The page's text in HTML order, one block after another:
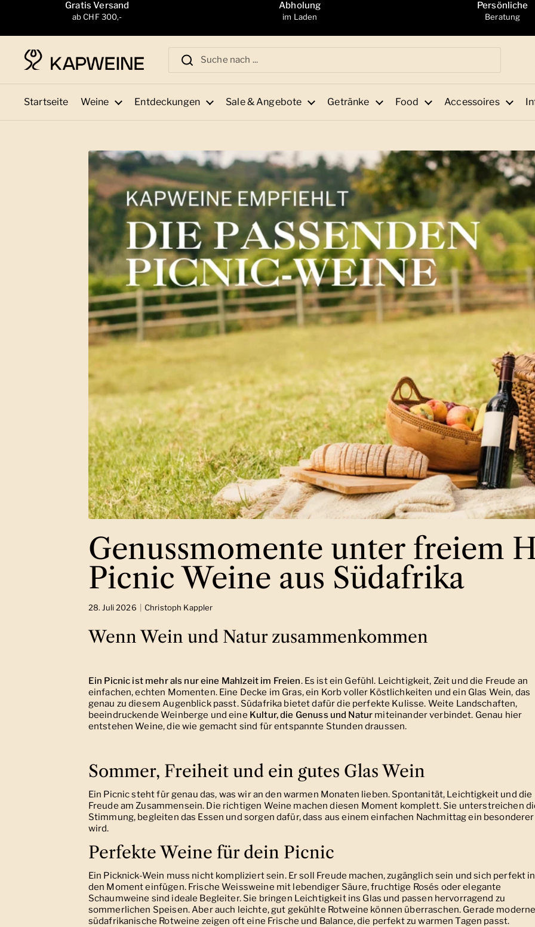
Zum Inhalt springenGratis Versand
ab CHF 300,-
Abholung
im Laden
Persönliche
Beratung
Startseite Weine Entdeckungen Sale & Angebote Getränke Food Accessoires
Genussmomente unter freiem
Picnic Weine aus Südafrika
28. Juli 2026 Christoph Kappler
Wenn Wein und Natur zusammenkommen
Ein Picnic ist mehr als nur eine Mahlzeit im Freien. Es ist ein Gefühl. Leichtigkeit, Zeit und die Freude an
einfachen, echten Momenten. Eine Decke im Gras, ein Korb voller Köstlichkeiten und ein Glas Wein, das
genau zu diesem Augenblick passt. Südafrika bietet dafür die perfekte Kulisse. Weite Landschaften,
beeindruckende Weinberge und eine Kultur, die Genuss und Natur miteinander verbindet. Genau hier
entstehen Weine, die wie gemacht sind für entspannte Stunden draussen.
Sommer, Freiheit und ein gutes Glas Wein
Ein Picnic steht für genau das, was wir an den warmen Monaten lieben. Spontanität, Leichtigkeit und die
Freude am Zusammensein. Die richtigen Weine machen diesen Moment komplett. Sie unterstreichen
Stimmung, begleiten das Essen und sorgen dafür, dass aus einem einfachen Nachmittag ein besonderer
wird.
Perfekte Weine für dein Picnic
Ein Picknick-Wein muss nicht kompliziert sein. Er soll Freude machen, zugänglich sein und sich perfekt in
den Moment einfügen. Frische Weissweine mit lebendiger Säure, fruchtige Rosés oder elegante
Schaumweine sind ideale Begleiter. Sie bringen Leichtigkeit ins Glas und passen hervorragend zu
sommerlichen Speisen. Aber auch leichte, gut gekühlte Rotweine können überraschen. Gerade moderne
südafrikanische Rotweine zeigen oft eine Frische und Balance, die perfekt zu warmen Tagen passt.